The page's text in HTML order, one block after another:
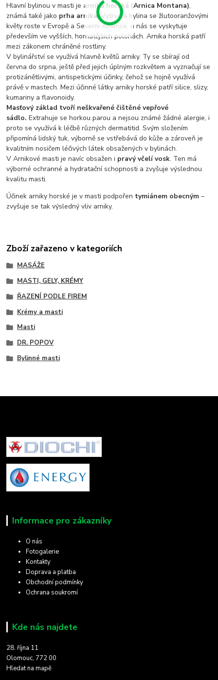
Hlavní bylinou v masti je arnika horská (Arnica Montana),
známá také jako prha arnika. Vytrvalá bylina se žlutooranžovými
květy roste v Evropě a Severní Americe, u nás se vyskytuje
především ve vyšších, hornatějších polohách. Arnika horská patří
mezi zákonem chráněné rostliny.
V bylinářství se využívá hlavně květů arniky. Ty se sbírají od
června do srpna, ještě před jejich úplným rozkvětem a vyznačují se
protizánětlivými, antispetickými účinky, čehož se hojně využívá
právě v mastech. Mezi účinné látky arniky horské patří silice, slizy,
kumariny a flavonoidy.
Masťový základ tvoří neškvařené čištěné vepřové
sádlo. Extrahuje se horkou parou a nejsou známé žádné alergie, i
proto se využívá k léčbě různých dermatitid. Svým složením
připomíná lidský tuk, výborně se vstřebává do kůže a zároveň je
kvalitním nosičem léčivých látek obsažených v bylinách.
V Arnikové masti je navíc obsažen i pravý včelí vosk. Ten má
výborné ochranné a hydratační schopnosti a zvyšuje výslednou
kvalitu masti.
Účinek arniky horské je v masti podpořen tymiánem obecným –
zvyšuje se tak výsledný vliv arniky.
Zboží zařazeno v kategoriích
MASÁŽE
MASTI, GELY, KRÉMY
ŘAZENÍ PODLE FIREM
Krémy a masti
Masti
DR. POPOV
Bylinné masti
Informace pro zákazníky
O nás
Fotogalerie
Kontakty
Doprava a platba
Obchodní podmínky
Ochrana soukromí
Kde nás najdete
28. října 11
Olomouc, 772 00
Hledat na mapě